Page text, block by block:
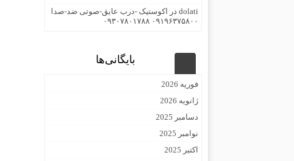
dolati در
اکوستیک -درب عایق-صوتی ضد-صدا
۰۹۱۹۶۳۷۵۸۰۰ ۰۹۳۰۷۸۰۱۷۸۸
بایگانی‌ها
فوریه 2026
ژانویه 2026
دسامبر 2025
نوامبر 2025
اکتبر 2025